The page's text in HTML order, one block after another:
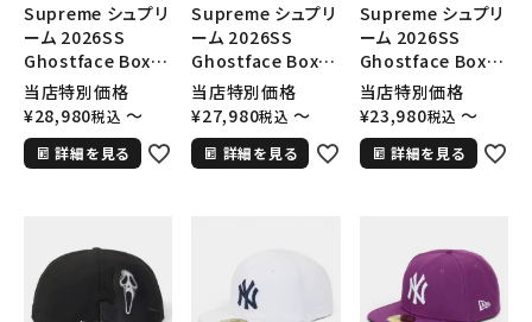
COLLABORATION BRAND
SEASON
CONTENTS
meeting_room ログイン 会員登録
Supreme シュプリ
ーム 2026SS
Ghostface Box
Logo New Era
Cap ゴーストフェイ
ス ボックスロゴ ニ
ューエラキャップ レ
当店特別価格
¥28,980税込 〜
詳細を見る
Supreme シュプリ
ーム 2026SS
Ghostface Box
Logo New Era
Cap ゴーストフェイ
ス ボックスロゴ ニ
ューエラキャップ ロ
当店特別価格
¥27,980税込 〜
詳細を見る
Supreme シュプリ
ーム 2026SS
Ghostface Box
Logo New Era
Cap ゴーストフェイ
ス ボックスロゴ ニ
ューエラキャップ ト
当店特別価格
¥23,980税込 〜
詳細を見る